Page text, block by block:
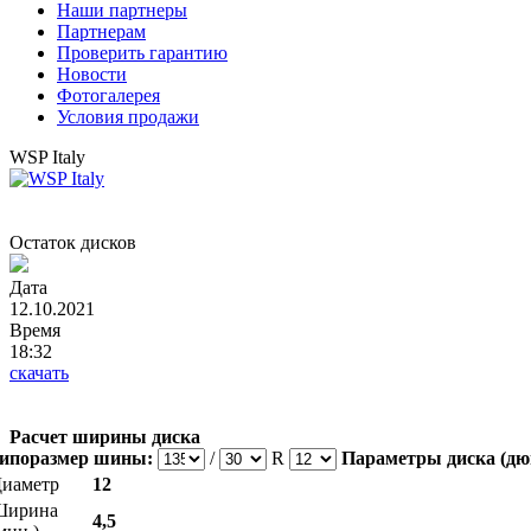
Наши партнеры
Партнерам
Проверить гарантию
Новости
Фотогалерея
Условия продажи
WSP Italy
Остаток дисков
Дата
12.10.2021
Время
18:32
скачать
Расчет ширины диска
шины:
/ R
Параметры диска
12
4,5